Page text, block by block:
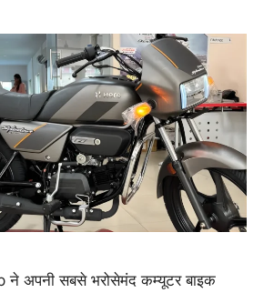
अपनी सबसे भरोसेमंद कम्यूटर बाइक